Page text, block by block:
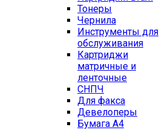
Тонеры
Чернила
Инструменты для
обслуживания
Картриджи
матричные и
ленточные
СНПЧ
Для факса
Девелоперы
Бумага A4